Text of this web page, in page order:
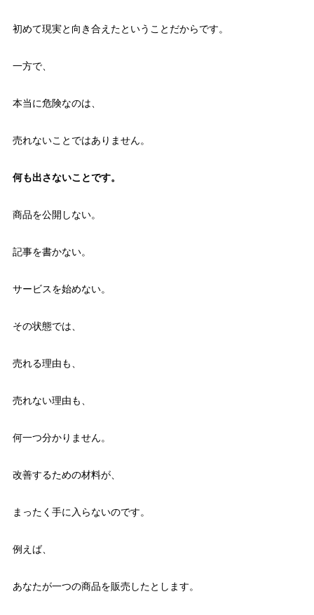
初めて現実と向き合えたということだからです。
一方で、
本当に危険なのは、
売れないことではありません。
何も出さないことです。
商品を公開しない。
記事を書かない。
サービスを始めない。
その状態では、
売れる理由も、
売れない理由も、
何一つ分かりません。
改善するための材料が、
まったく手に入らないのです。
例えば、
あなたが一つの商品を販売したとします。